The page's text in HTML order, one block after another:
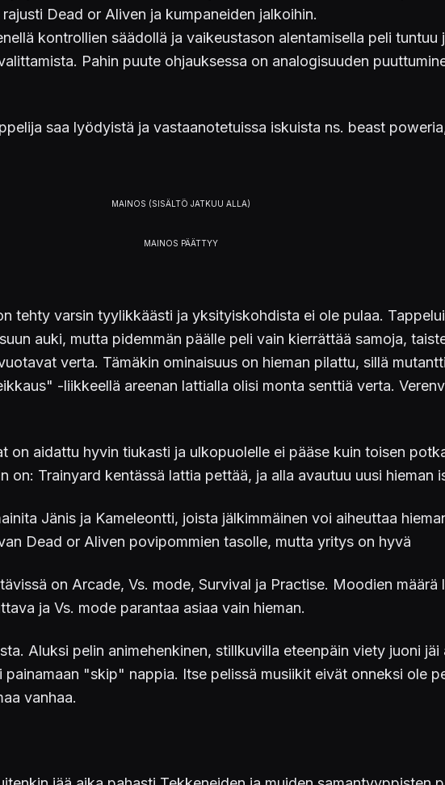
Dead or Aliven ja kumpaneiden jalkoihin.
kontrollien säädollä ja vaikeustason alentamisella peli
Pahin puute ohjauksessa on analogisuuden
saa lyödyistä ja vastaanotetuissa iskuista ns. beast
tehty varsin tyylikkäästi ja yksityiskohdista ei ole pulaa.
auki, mutta pidemmän päälle peli vain kierrättää samoja,
verta. Tämäkin ominaisuus on hieman pilattu, sillä
-liikkeellä areenan lattialla olisi monta senttiä verta.
on aidattu hyvin tiukasti ja ulkopuolelle ei pääse kuin toisen
Trainyard kentässä lattia pettää, ja alla avautuu uusi hieman
Jänis ja Kameleontti, joista jälkimmäinen voi aiheuttaa
Dead or Aliven povipommien tasolle, mutta yritys on hyvä
on Arcade, Vs. mode, Survival ja Practise. Moodien määrä
ja Vs. mode parantaa asiaa vain hieman.
Aluksi pelin animehenkinen, stillkuvilla eteenpäin viety juoni
"skip" nappia. Itse pelissä musiikit eivät onneksi ole
vanhaa.